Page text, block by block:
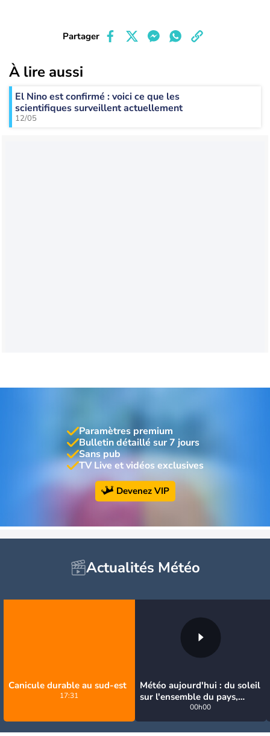
Partager
À lire aussi
El Nino est confirmé : voici ce que les
scientifiques surveillent actuellement
12/05
Paramètres premium
Bulletin détaillé sur 7 jours
Sans pub
TV Live et vidéos exclusives
Devenez VIP
Actualités Météo
Canicule durable au sud-est
17:31
Météo aujourd'hui : du soleil
sur l'ensemble du pays,
jusqu'à 40°C au sud-est
00h00